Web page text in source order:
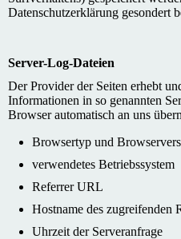
Datenschutzerklärung gesondert
Server-Log-Dateien
Der Provider der Seiten erhebt
Informationen in so genannten
Browser automatisch an uns
Browsertyp und
verwendetes Betriebssystem
Referrer URL
Hostname des zugreifenden
Uhrzeit der Serveranfrage